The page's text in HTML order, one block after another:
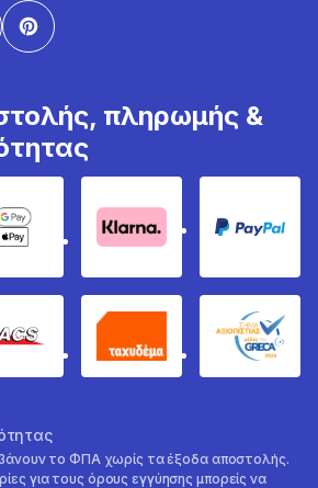
πληρωμής &
Google Pay & Apple Pay
Klarna PayPal
ACS Ταχυδέμα
το ΦΠΑ χωρίς τα έξοδα αποστολής.
για τους όρους εγγύησης μπορείς να